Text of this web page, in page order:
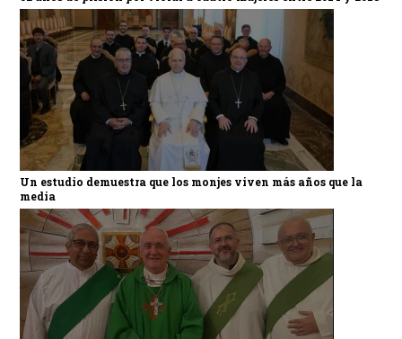
Un estudio demuestra que los monjes viven más años que la
media